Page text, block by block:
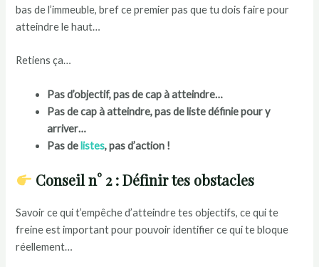
bas de l’immeuble, bref ce premier pas que tu dois faire pour
atteindre le haut…
Retiens ça…
Pas d’objectif, pas de cap à atteindre…
Pas de cap à atteindre, pas de liste définie pour y
arriver…
Pas de listes, pas d’action !
Conseil n° 2 : Définir tes obstacles
Savoir ce qui t’empêche d’atteindre tes objectifs, ce qui te
freine est important pour pouvoir identifier ce qui te bloque
réellement…